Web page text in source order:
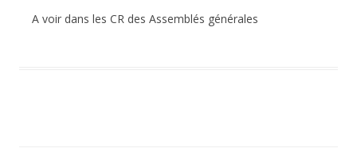
A voir dans les CR des Assemblés générales